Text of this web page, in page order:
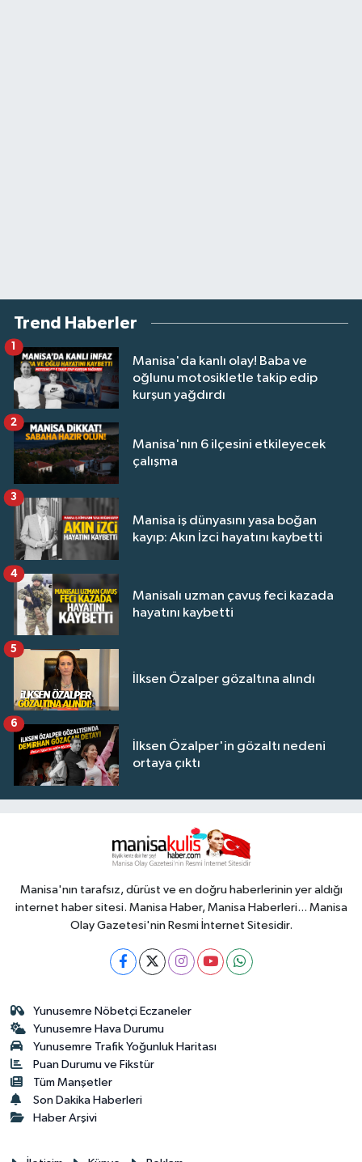
Trend Haberler
Manisa'da kanlı olay! Baba ve
oğlunu motosikletle takip edip
kurşun yağdırdı
Manisa'nın 6 ilçesini etkileyecek
çalışma
2
Manisa iş dünyasını yasa boğan
kayıp: Akın İzci hayatını kaybetti
3
Manisalı uzman çavuş feci kazada
hayatını kaybetti
4
İlksen Özalper gözaltına alındı
5
İlksen Özalper'in gözaltı nedeni
ortaya çıktı
6
Manisa'nın tarafsız, dürüst ve en doğru haberlerinin yer aldığı
internet haber sitesi. Manisa Haber, Manisa Haberleri... Manisa
Olay Gazetesi'nin Resmi İnternet Sitesidir.
Yunusemre Nöbetçi Eczaneler
Yunusemre Hava Durumu
Yunusemre Trafik Yoğunluk Haritası
Puan Durumu ve Fikstür
Tüm Manşetler
Son Dakika Haberleri
Haber Arşivi